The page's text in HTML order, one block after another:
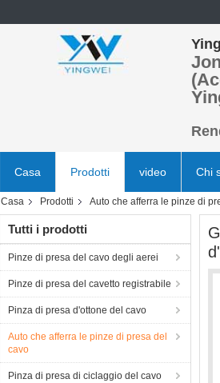
Casa Prodotti video Chi
Casa Prodotti Auto che afferra le pinze di
Tutti i prodotti
Pinze di presa del cavo degli aerei
Pinze di presa del cavetto registrabile
Pinza di presa d'ottone del cavo
Auto che afferra le pinze di presa del
cavo
Pinza di presa di ciclaggio del cavo